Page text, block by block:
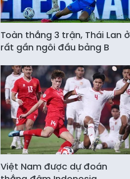
Toàn thắng 3 trận, Thái Lan ở
rất gần ngôi đầu bảng B
Việt Nam được dự đoán